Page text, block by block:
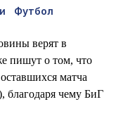
Футбол
верят в
пишут о том, что
матча
благодаря чему БиГ